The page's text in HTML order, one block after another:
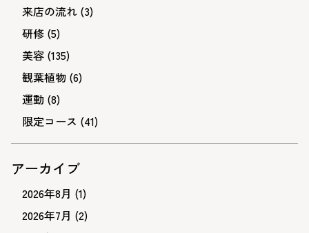
来店の流れ (3)
研修 (5)
美容 (135)
観葉植物 (6)
運動 (8)
限定コース (41)
アーカイブ
2026年8月 (1)
2026年7月 (2)